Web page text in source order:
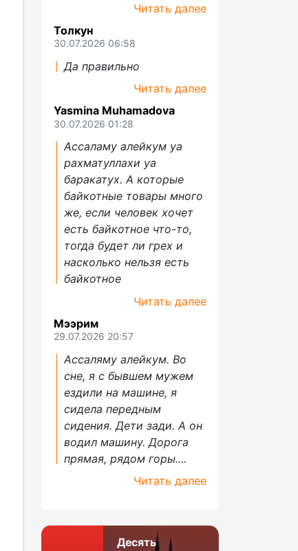
Читать далее
Толкун
30.07.2026 06:58
Да правильно
Читать далее
Yasmina Muhamadova
30.07.2026 01:28
Ассаламу алейкум уа
рахматуллахи уа
баракатух. А которые
байкотные товары много
же, если человек хочет
есть байкотное что-то,
тогда будет ли грех и
насколько нельзя есть
байкотное
Читать далее
Мээрим
29.07.2026 20:57
Ассаляму алейкум. Во
сне, я с бывшем мужем
ездили на машине, я
сидела передным
сидения. Дети зади. А он
водил машину. Дорога
прямая, рядом горы....
Читать далее
Десять